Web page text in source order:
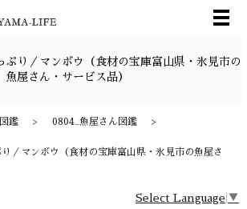
メ
ぷり／マンボウ（食材の宝庫富山県・氷見市の
魚屋さん・サービス品）
鑑
0804_魚屋さん図鑑
／マンボウ（食材の宝庫富山県・氷見市の魚屋さ
Select Language ▼